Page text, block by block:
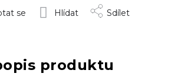
se Hlídat Sdílet
produktu